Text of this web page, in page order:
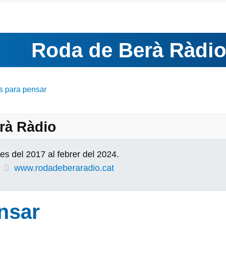
Roda de Berà Ràdio
para pensar
Ràdio
del 2017 al febrer del 2024.
www.rodadeberaradio.cat